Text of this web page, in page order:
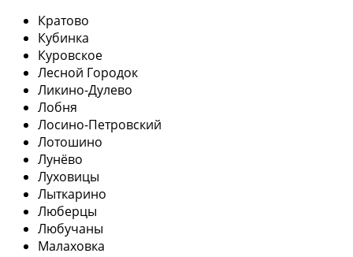
Кратово
Кубинка
Куровское
Лесной Городок
Ликино-Дулево
Лобня
Лосино-Петровский
Лотошино
Лунёво
Луховицы
Лыткарино
Люберцы
Любучаны
Малаховка